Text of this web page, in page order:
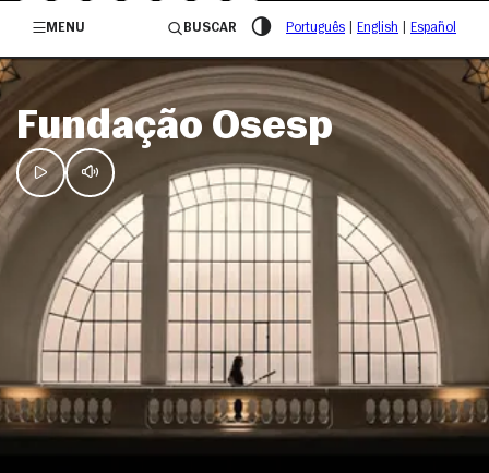
/governosp
MENU
BUSCAR Português English Español
Fundação Osesp